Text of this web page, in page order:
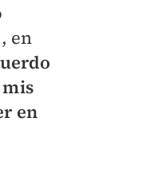
en
en